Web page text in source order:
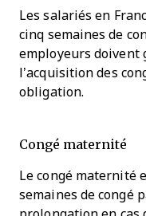
Les salariés en
cinq semaines de
employeurs doivent
l’acquisition des
obligation.
Congé maternité
Le congé maternité
semaines de congé